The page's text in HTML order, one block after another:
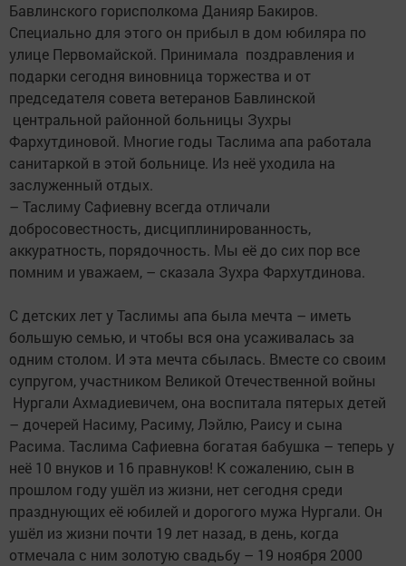
Бавлинского горисполкома Данияр Бакиров.
Специально для этого он прибыл в дом юбиляра по
улице Первомайской. Принимала поздравления и
подарки сегодня виновница торжества и от
председателя совета ветеранов Бавлинской
центральной районной больницы Зухры
Фархутдиновой. Многие годы Таслима апа работала
санитаркой в этой больнице. Из неё уходила на
заслуженный отдых.
– Таслиму Сафиевну всегда отличали
добросовестность, дисциплинированность,
аккуратность, порядочность. Мы её до сих пор все
помним и уважаем, – сказала Зухра Фархутдинова.
С детских лет у Таслимы апа была мечта – иметь
большую семью, и чтобы вся она усаживалась за
одним столом. И эта мечта сбылась. Вместе со своим
супругом, участником Великой Отечественной войны
Нургали Ахмадиевичем, она воспитала пятерых детей
– дочерей Насиму, Расиму, Лэйлю, Раису и сына
Расима. Таслима Сафиевна богатая бабушка – теперь у
неё 10 внуков и 16 правнуков! К сожалению, сын в
прошлом году ушёл из жизни, нет сегодня среди
празднующих её юбилей и дорогого мужа Нургали. Он
ушёл из жизни почти 19 лет назад, в день, когда
отмечала с ним золотую свадьбу – 19 ноября 2000